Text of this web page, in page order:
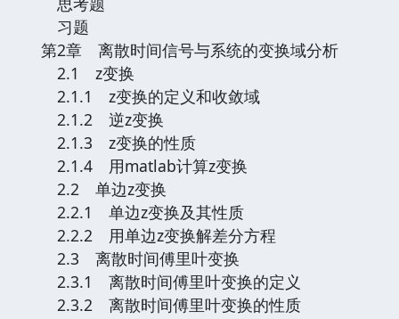
习题
第2章 离散时间信号与系统的变换域分析
2.1 z变换
2.1.1 z变换的定义和收敛域
2.1.2 逆z变换
2.1.3 z变换的性质
2.1.4 用matlab计算z变换
2.2 单边z变换
2.2.1 单边z变换及其性质
2.2.2 用单边z变换解差分方程
2.3 离散时间傅里叶变换
2.3.1 离散时间傅里叶变换的定义
2.3.2 离散时间傅里叶变换的性质